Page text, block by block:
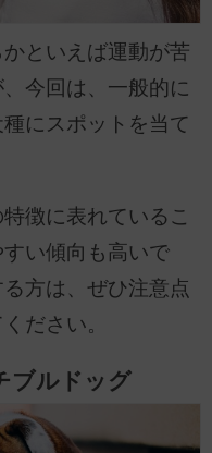
といえば運動が苦
今回は、一般的に
にスポットを当て
徴に表れているこ
い傾向も高いで
方は、ぜひ注意点
ださい。
ブルドッグ